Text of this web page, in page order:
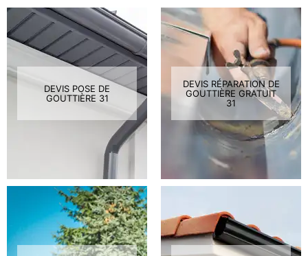
DEVIS POSE DE
GOUTTIÈRE 31
DEVIS RÉPARATION DE
GOUTTIÈRE GRATUIT
31